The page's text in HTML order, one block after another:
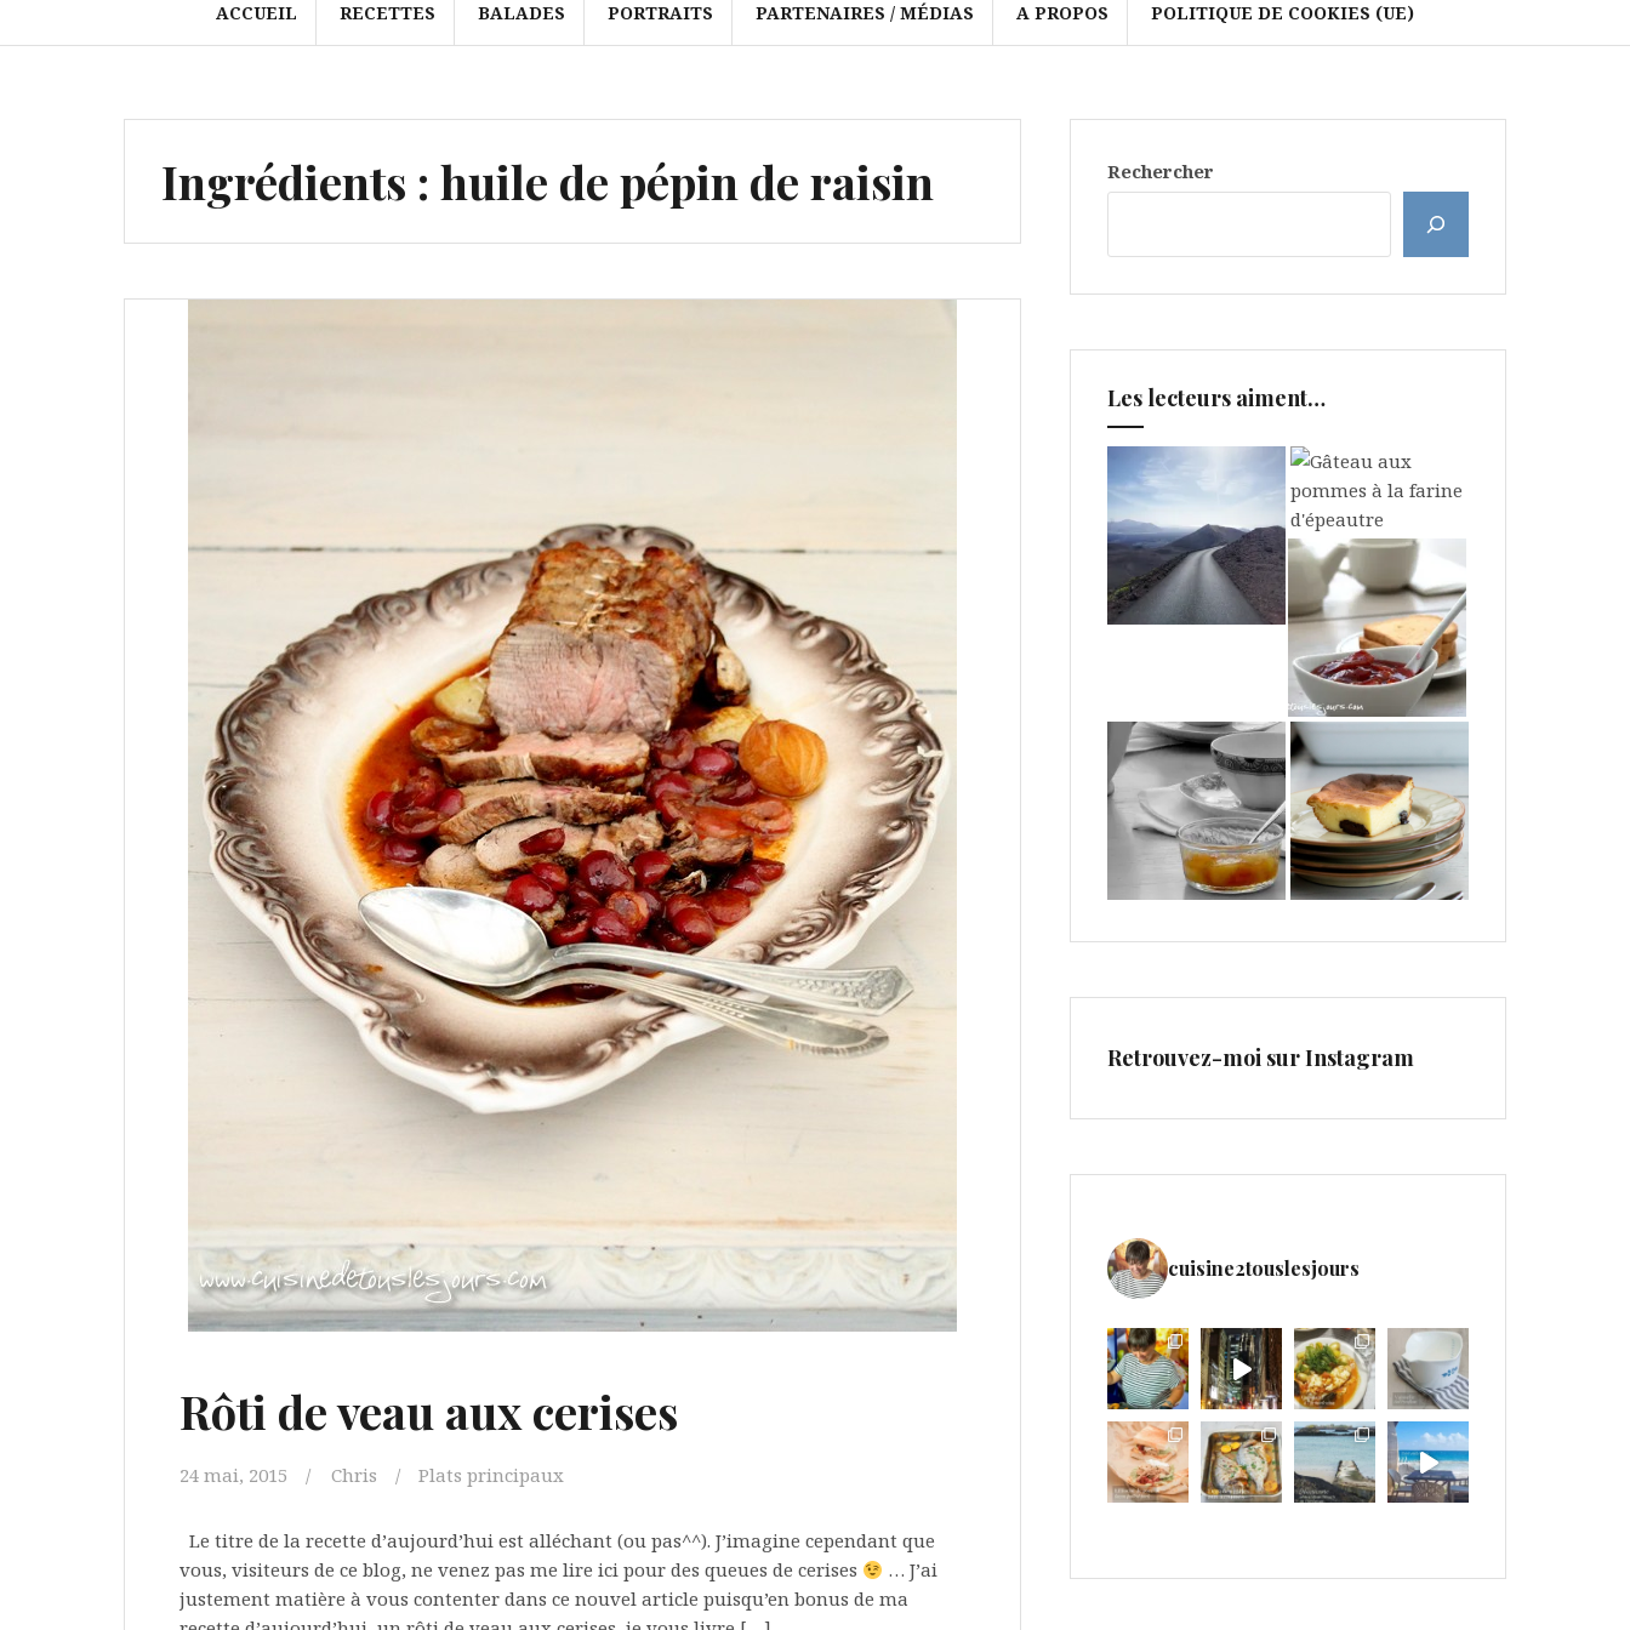
ACCUEIL RECETTES BALADES PORTRAITS PARTENAIRES / MÉDIAS A PROPOS POLITIQUE DE COOKIES (UE)
Ingrédients : huile de pépin de raisin
Rôti de veau aux cerises
24 mai, 2015 Chris Plats principaux
Le titre de la recette d’aujourd’hui est alléchant (ou pas^^). J’imagine cependant que
vous, visiteurs de ce blog, ne venez pas me lire ici pour des queues de cerises
… J’ai
justement matière à vous contenter dans ce nouvel article puisqu’en bonus de ma
Rechercher
Les lecteurs aiment…
Retrouvez-moi sur Instagram
cuisine2touslesjours